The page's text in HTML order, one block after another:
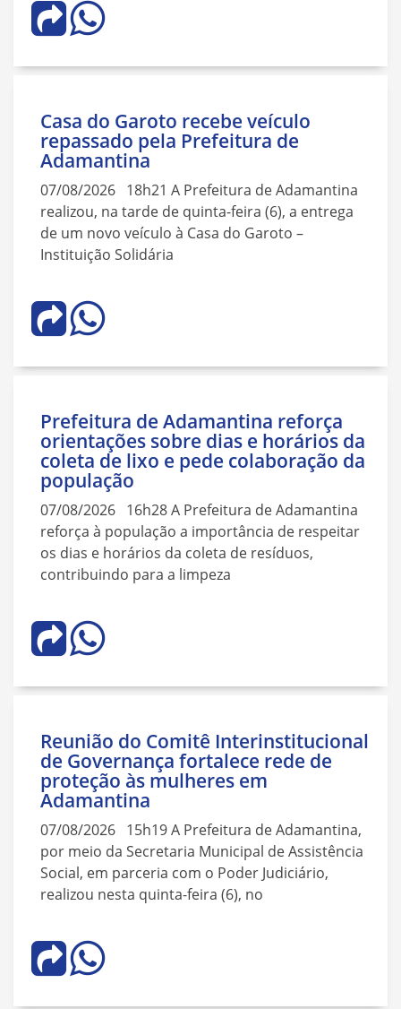
Casa do Garoto recebe veículo
repassado pela Prefeitura de
Adamantina
07/08/2026 18h21 A Prefeitura de Adamantina
realizou, na tarde de quinta-feira (6), a entrega
de um novo veículo à Casa do Garoto –
Instituição Solidária
Prefeitura de Adamantina reforça
orientações sobre dias e horários da
coleta de lixo e pede colaboração da
população
07/08/2026 16h28 A Prefeitura de Adamantina
reforça à população a importância de respeitar
os dias e horários da coleta de resíduos,
contribuindo para a limpeza
Reunião do Comitê Interinstitucional
de Governança fortalece rede de
proteção às mulheres em
Adamantina
07/08/2026 15h19 A Prefeitura de Adamantina,
por meio da Secretaria Municipal de Assistência
Social, em parceria com o Poder Judiciário,
realizou nesta quinta-feira (6), no